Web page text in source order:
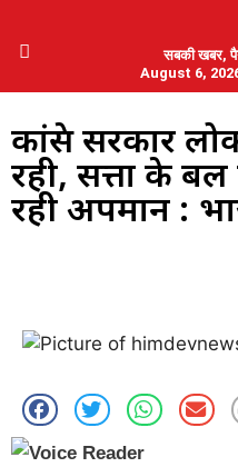
सबकी खबर,
August 6,
कांग्रेस सरकार
रही, सत्ता के
रही अपमान :